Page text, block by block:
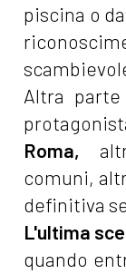
piscina o
Altra
Roma,
comuni,
definitiva
L'ultima
quando